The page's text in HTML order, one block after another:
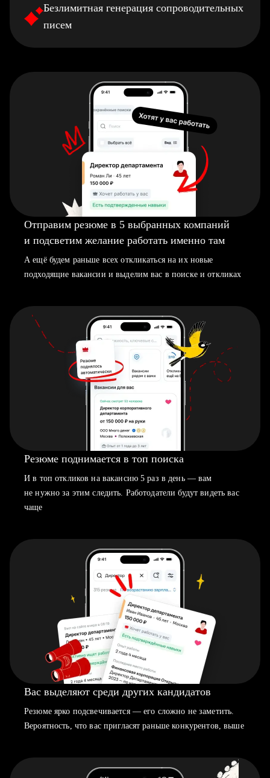
Безлимитная генерация сопроводительных
писем
Отправим резюме в 5 выбранных компаний
и подсветим желание работать именно там
А ещё будем раньше всех откликаться на их новые
подходящие вакансии и выделим вас в поиске и откликах
Резюме поднимается в топ поиска
И в топ откликов на вакансию 5 раз в день — вам
не нужно за этим следить. Работодатели будут видеть вас
чаще
Вас выделяют среди других кандидатов
Резюме ярко подсвечивается — его сложно не заметить.
Вероятность, что вас пригласят раньше конкурентов, выше